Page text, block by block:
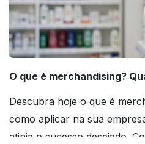
O que é merchandising?
Descubra hoje o que é
como aplicar na sua
atinja o sucesso desejado.